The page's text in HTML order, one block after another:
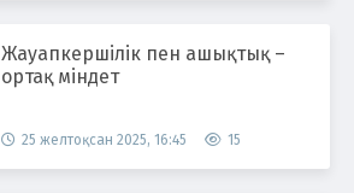
Жауапкершілік пен ашықтық –
ортақ міндет
25 желтоқсан 2025, 16:45 15